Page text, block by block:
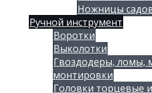
Ножницы
Ручной инструмент
Воротки
Выколотки
Гвоздодеры, ломы,
монтировки
Головки торцевые и